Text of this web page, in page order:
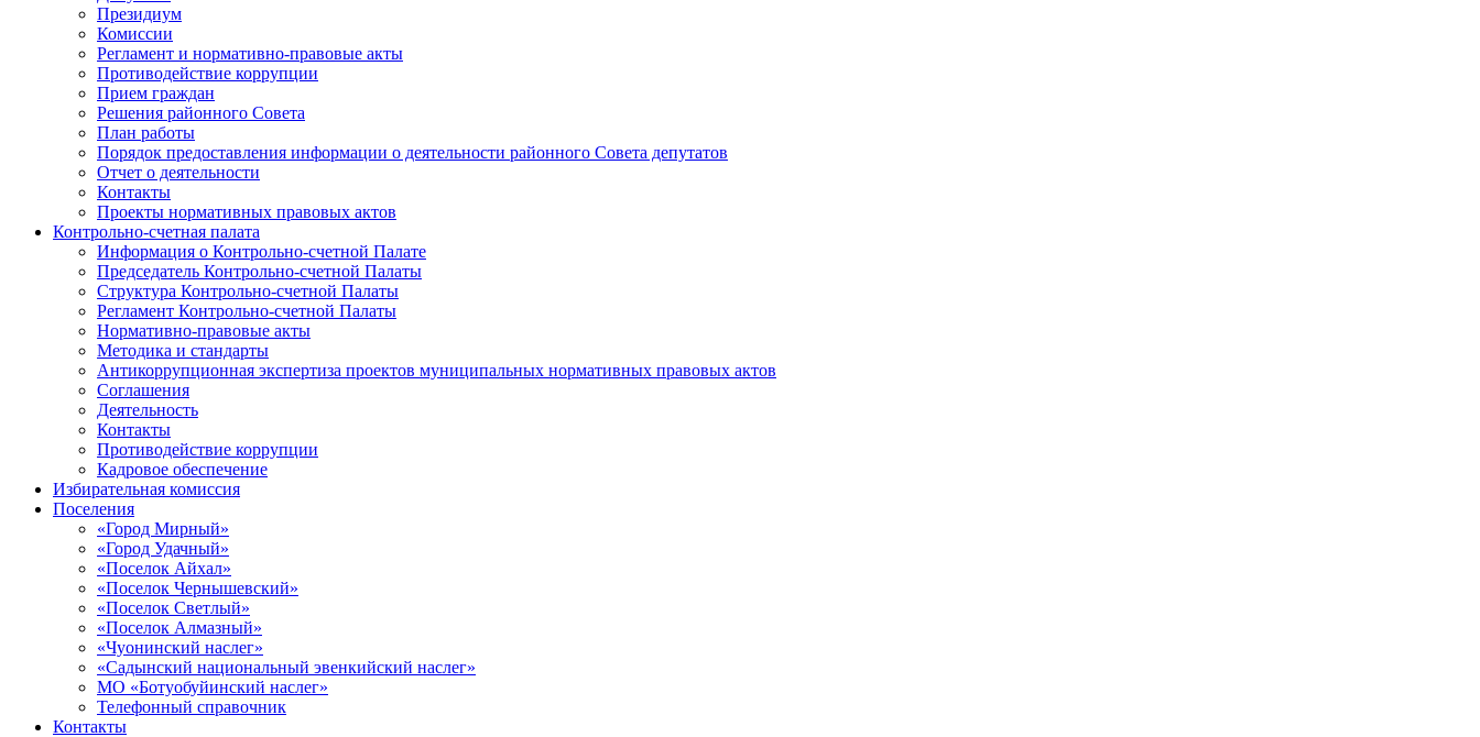
Президиум
Комиссии
Регламент и нормативно-правовые акты
Противодействие коррупции
Прием граждан
Решения районного Совета
План работы
Порядок предоставления информации о деятельности районного Совета депутатов
Отчет о деятельности
Контакты
Проекты нормативных правовых актов
Контрольно-счетная палата
Информация о Контрольно-счетной Палате
Председатель Контрольно-счетной Палаты
Структура Контрольно-счетной Палаты
Регламент Контрольно-счетной Палаты
Нормативно-правовые акты
Методика и стандарты
Антикоррупционная экспертиза проектов муниципальных нормативных правовых актов
Соглашения
Деятельность
Контакты
Противодействие коррупции
Кадровое обеспечение
Избирательная комиссия
Поселения
«Город Мирный»
«Город Удачный»
«Поселок Айхал»
«Поселок Чернышевский»
«Поселок Светлый»
«Поселок Алмазный»
«Чуонинский наслег»
«Садынский национальный эвенкийский наслег»
МО «Ботуобуйинский наслег»
Телефонный справочник
Контакты